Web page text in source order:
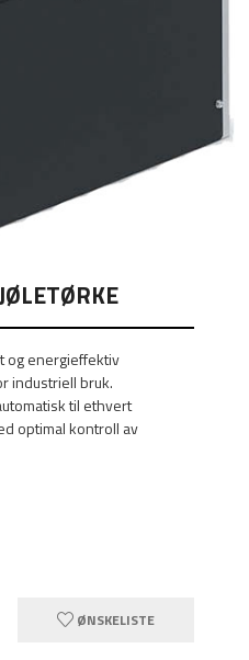
og energieffektiv
industriell bruk.
til ethvert
optimal kontroll av
ØNSKELISTE